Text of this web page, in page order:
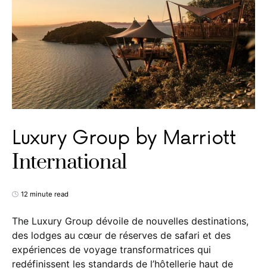
Luxury Group by Marriott
International
12 minute read
The Luxury Group dévoile de nouvelles destinations,
des lodges au cœur de réserves de safari et des
expériences de voyage transformatrices qui
redéfinissent les standards de l’hôtellerie haut de